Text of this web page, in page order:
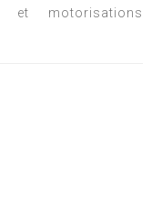
et motorisations